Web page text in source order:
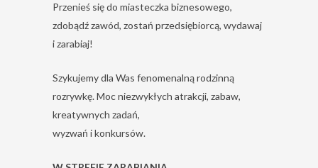
Przenieś się do miasteczka biznesowego,
zdobądź zawód, zostań przedsiębiorcą, wydawaj
i zarabiaj!
Szykujemy dla Was fenomenalną rodzinną
rozrywkę. Moc niezwykłych atrakcji, zabaw,
kreatywnych zadań,
wyzwań i konkursów.